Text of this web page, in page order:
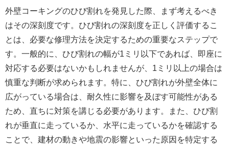
外壁コーキングのひび割れを発見した際、まず考えるべき
はその深刻度です。ひび割れの深刻度を正しく評価するこ
とは、必要な修理方法を決定するための重要なステップで
す。一般的に、ひび割れの幅が1ミリ以下であれば、即座に
対応する必要はないかもしれませんが、1ミリ以上の場合は
慎重な判断が求められます。特に、ひび割れが外壁全体に
広がっている場合は、耐久性に影響を及ぼす可能性がある
ため、直ちに対策を講じる必要があります。また、ひび割
れが垂直に走っているか、水平に走っているかを確認する
ことで、建材の動きや地震の影響といった原因を特定する